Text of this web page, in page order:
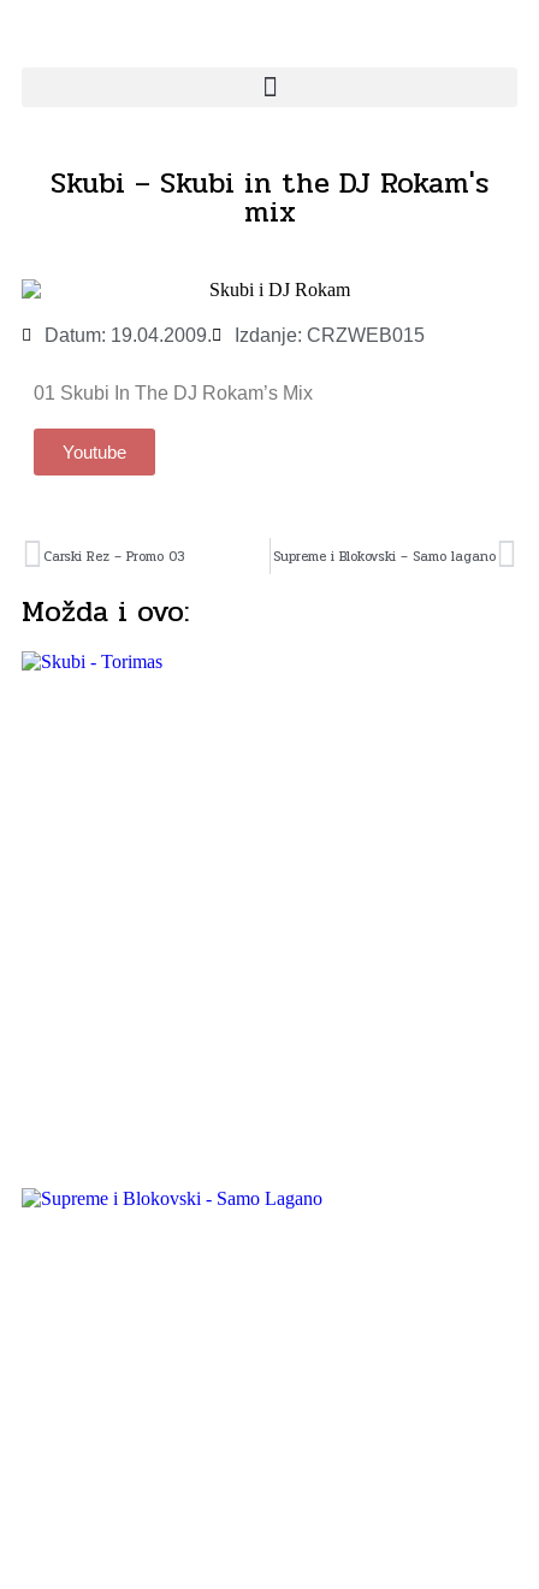
Skubi – Skubi in the DJ Rokam's
mix
Datum: 19.04.2009. Izdanje: CRZWEB015
01 Skubi In The DJ Rokam’s Mix
Youtube
Carski Rez – Promo 03 Supreme i Blokovski – Samo lagano
Možda i ovo: